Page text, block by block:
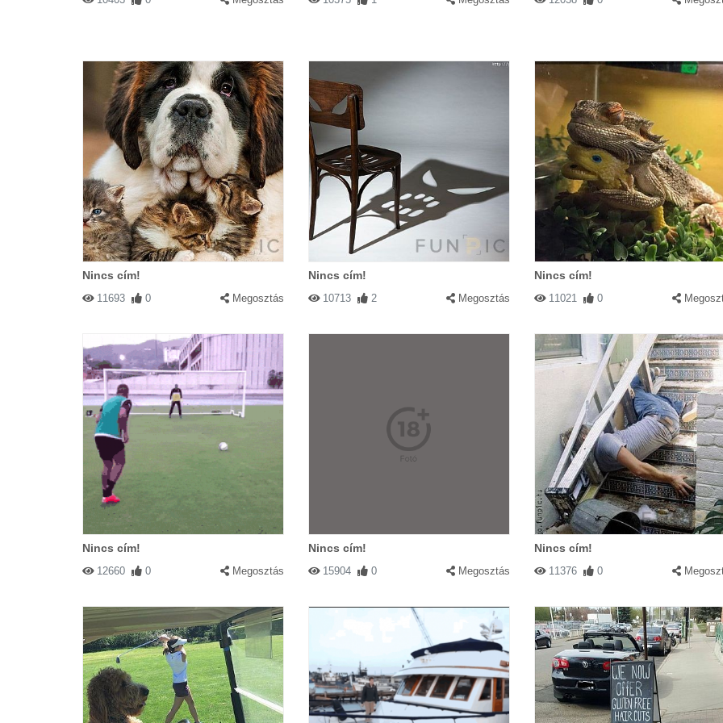
Nincs cím!
11693 0 Megosztás
Nincs cím!
10713 2 Megosztás
Nincs cím!
11021 0
Nincs cím!
12660 0 Megosztás
Nincs cím!
15904 0 Megosztás
Nincs cím!
11376 0